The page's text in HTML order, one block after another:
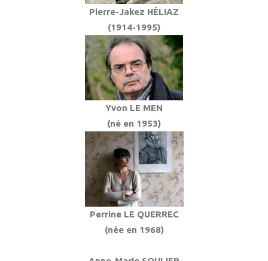
Pierre-Jakez HÉLIAZ
(1914-1995)
Yvon LE MEN
(né en 1953)
Perrine LE QUERREC
(née en 1968)